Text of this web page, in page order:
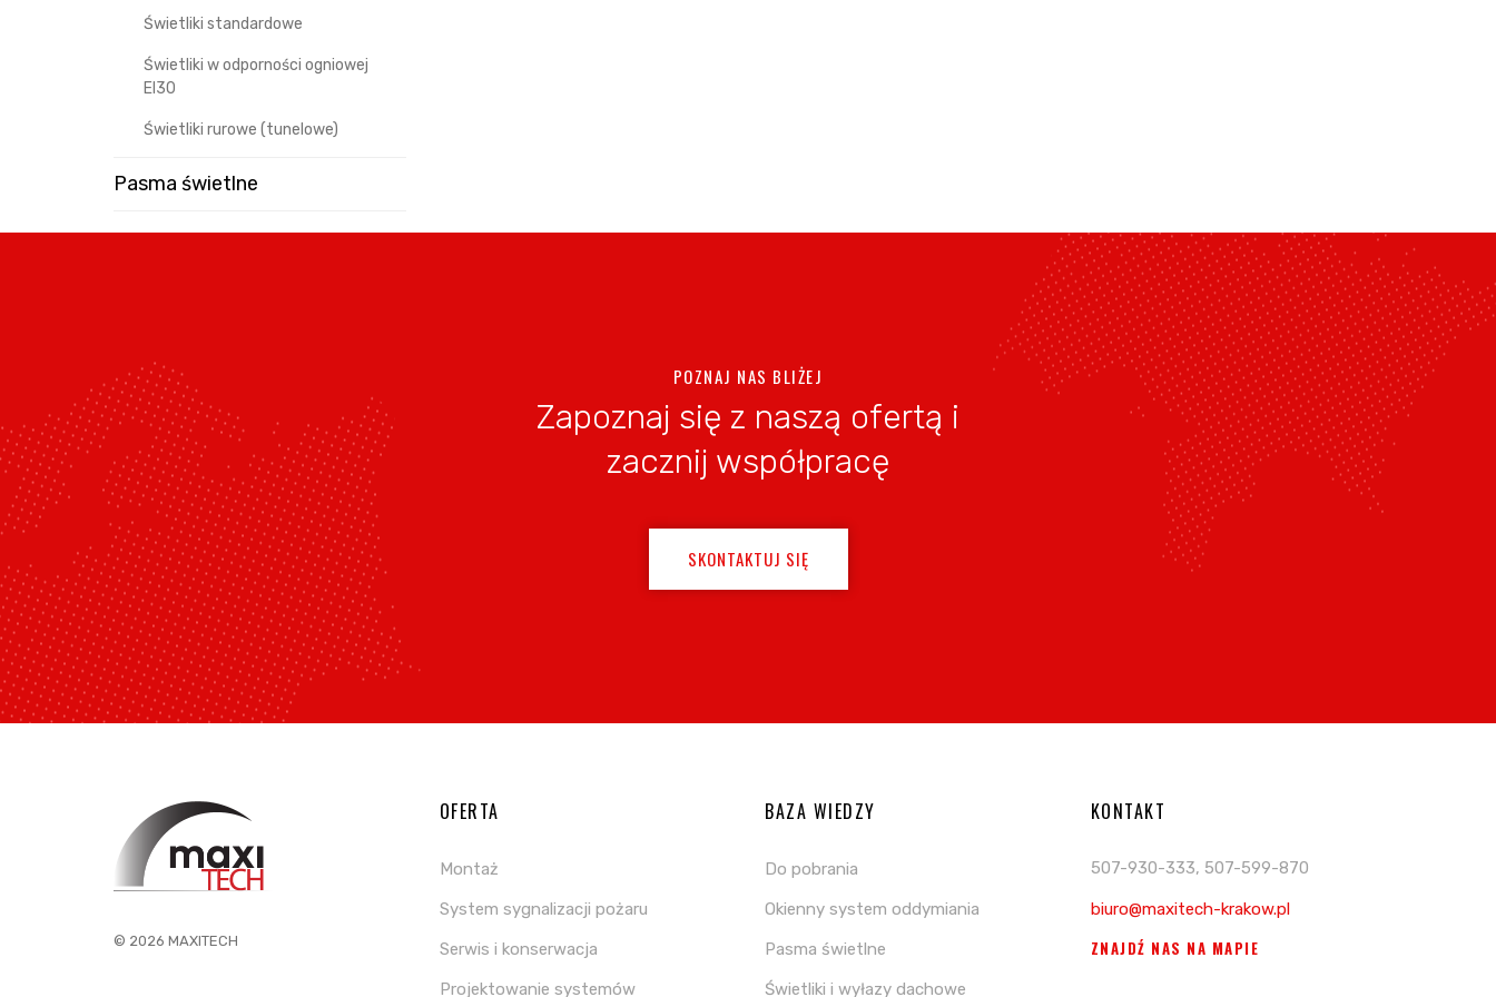
Świetliki standardowe
Świetliki w odporności ogniowej
EI30
Świetliki rurowe (tunelowe)
Pasma świetlne
POZNAJ NAS BLIŻEJ
Zapoznaj się z naszą ofertą i
zacznij współpracę
SKONTAKTUJ SIĘ
© 2026 MAXITECH
OFERTA
Montaż
System sygnalizacji pożaru
Serwis i konserwacja
Projektowanie systemów
BAZA WIEDZY
Do pobrania
Okienny system oddymiania
Pasma świetlne
Świetliki i wyłazy dachowe
KONTAKT
507-930-333, 507-599-870
biuro@maxitech-krakow.pl
ZNAJDŹ NAS NA MAPIE